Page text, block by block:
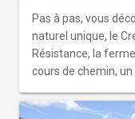
Pas à pas, vous
naturel unique, le
Résistance, la
cours de chemin,
village et passe